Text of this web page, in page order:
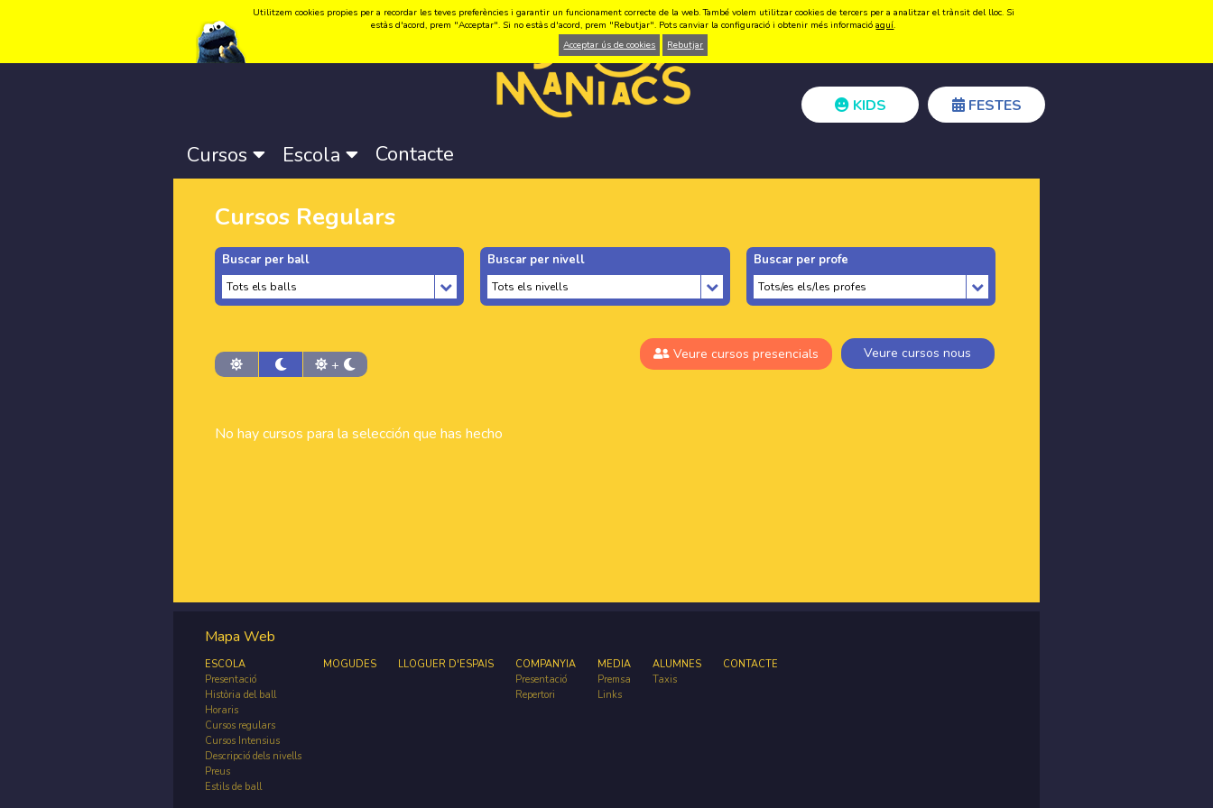
Idioma:Català -Castellano-English Registrar-se Accedir
KIDS FESTES
Cursos Escola Contacte
Cursos Regulars
Buscar per ball Buscar per nivell Buscar per profe
Veure cursos presencials Veure cursos nous
+
No hay cursos para la selección que has hecho
Mapa Web
ESCOLA
Presentació
Història del ball
Horaris
Cursos regulars
Cursos Intensius
Descripció dels nivells
Preus
Estils de ball
MOGUDES LLOGUER D'ESPAIS
COMPANYIA
Presentació
Repertori
MEDIA
Premsa
Links
ALUMNES
Taxis
CONTACTE
Utilitzem cookies propies per a recordar les teves preferències i garantir un funcionament correcte de la web. També volem utilitzar cookies de tercers per a analitzar el trànsit del lloc. Si
estàs d'acord, prem "Acceptar". Si no estàs d'acord, prem "Rebutjar". Pots canviar la configuració i obtenir més informacióaquí.
Acceptar ús de cookies
Rebutjar